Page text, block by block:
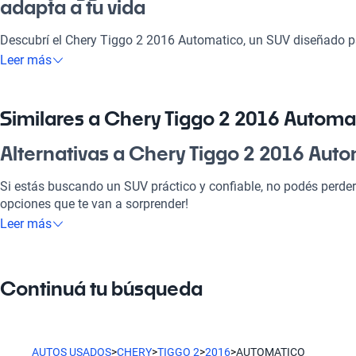
adapta a tu vida
Descubrí el Chery Tiggo 2 2016 Automatico, un SUV diseñado
momento. Perfecto para el día a día, para llevar a la familia o
esperabas.
¿Por qué elegir Chery Tiggo 2 2016
Disfrutá de la mejor tecnología con Bluetooth, GPS, integración
hará que cada viaje sea placentero y conectado.
LosChery Tiggo,Chery QQyChery Tiggo 5
Leer más
Similares a Chery Tiggo 2 2016
Alternativas a Chery Tiggo 2 2016
Si estás buscando un SUV práctico y confiable, no podés
opciones que te van a sorprender!
sistema de entretenimiento actualizado, es ideal para quienes
Leer más
Continuá tu búsqueda
AUTOS USADOS>CHERY>TIGGO 2>2016>AUTOMATICO